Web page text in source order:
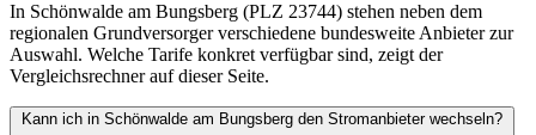
In Schönwalde am Bungsberg (PLZ 23744) stehen neben dem
regionalen Grundversorger verschiedene bundesweite Anbieter zur
Auswahl. Welche Tarife konkret verfügbar sind, zeigt der
Vergleichsrechner auf dieser Seite.
Kann ich in Schönwalde am Bungsberg den Stromanbieter wechseln?